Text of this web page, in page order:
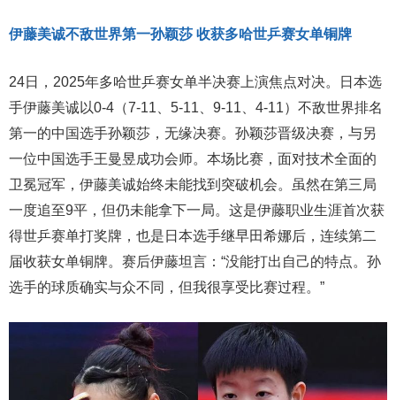
伊藤美诚不敌世界第一孙颖莎 收获多哈世乒赛女单铜牌
24日，2025年多哈世乒赛女单半决赛上演焦点对决。日本选
手伊藤美诚以0-4（7-11、5-11、9-11、4-11）不敌世界排名
第一的中国选手孙颖莎，无缘决赛。孙颖莎晋级决赛，与另
一位中国选手王曼昱成功会师。本场比赛，面对技术全面的
卫冕冠军，伊藤美诚始终未能找到突破机会。虽然在第三局
一度追至9平，但仍未能拿下一局。这是伊藤职业生涯首次获
得世乒赛单打奖牌，也是日本选手继早田希娜后，连续第二
届收获女单铜牌。赛后伊藤坦言：“没能打出自己的特点。孙
选手的球质确实与众不同，但我很享受比赛过程。”